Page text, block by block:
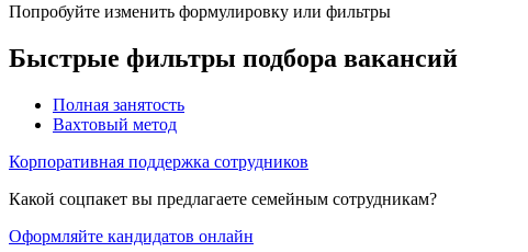
Попробуйте изменить формулировку или фильтры
Быстрые фильтры подбора вакансий
Полная занятость
Вахтовый метод
Корпоративная поддержка сотрудников
Какой соцпакет вы предлагаете семейным сотрудникам?
Оформляйте кандидатов онлайн